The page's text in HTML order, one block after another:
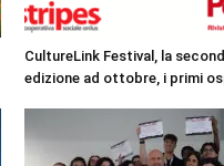
CultureLink Festival, la
edizione ad ottobre, i primi